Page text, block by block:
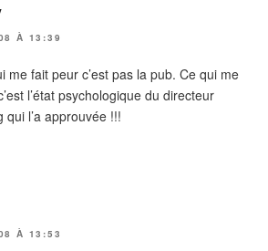
À 13:39
me fait peur c’est pas la pub. Ce qui me
l’état psychologique du directeur
qui l’a approuvée !!!
À 13:53